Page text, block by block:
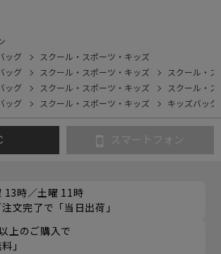
ッグ
スクール・スポーツ・キッズ
ッグ スクール・スポーツ・キッズ
スクール・
ッグ スクール・スポーツ・キッズ
スクール・
ッグ スクール・スポーツ・キッズ キッズバッグ
スマートフォン
13時／土曜 11時
文完了で「当日出荷」
上のご購入で
」